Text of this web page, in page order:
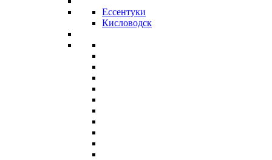
Ессентуки
Кисловодск